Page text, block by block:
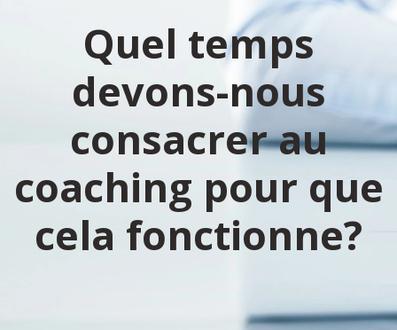
Quel temps
devons-nous
consacrer au
coaching pour que
cela fonctionne?